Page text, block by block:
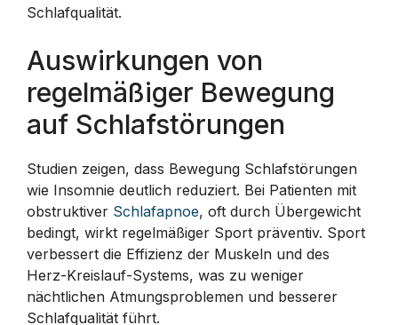
Schlafqualität.
Auswirkungen von
regelmäßiger Bewegung
auf Schlafstörungen
Studien zeigen, dass Bewegung Schlafstörungen
wie Insomnie deutlich reduziert. Bei Patienten mit
obstruktiver Schlafapnoe, oft durch Übergewicht
bedingt, wirkt regelmäßiger Sport präventiv. Sport
verbessert die Effizienz der Muskeln und des
Herz-Kreislauf-Systems, was zu weniger
nächtlichen Atmungsproblemen und besserer
Schlafqualität führt.